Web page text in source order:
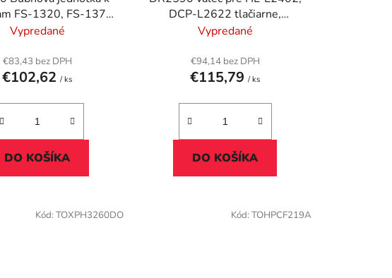
FS-1320, FS-1370,
čierna, 100k
Vypredané
€83,43 bez DPH
€102,62/ ks
DO KOŠÍKA
DCP-L2622 tlačiarne,
BROTHER, čierna, 15k
Vypredané
€94,14 bez DPH
€115,79/ ks
DO KOŠÍKA
Kód: TOXPH3260DO Kód: TOHPCF219A